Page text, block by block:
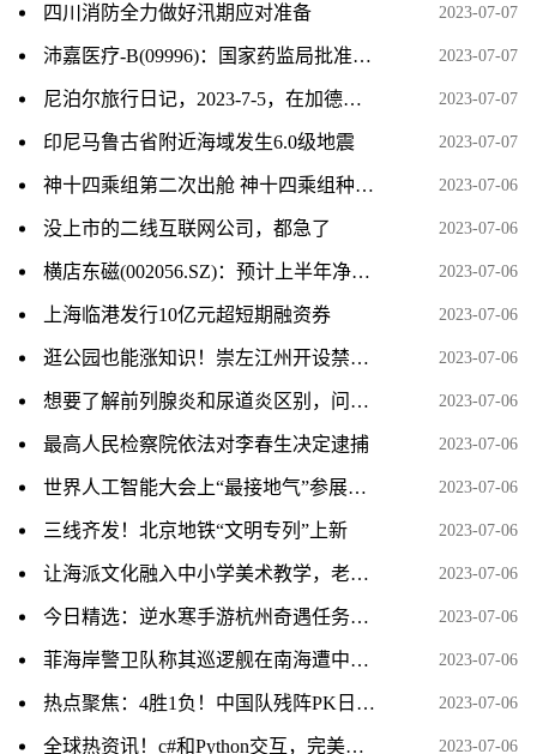
四川消防全力做好汛期应对准备 2023-07-07
沛嘉医疗-B(09996)：国家药监局批准DCwireTM微导丝注册申请 2023-07-07
尼泊尔旅行日记，2023-7-5，在加德满都的最后一天 2023-07-07
印尼马鲁古省附近海域发生6.0级地震 2023-07-07
神十四乘组第二次出舱 神十四乘组种的菜被吃了 基本情况讲解 2023-07-06
没上市的二线互联网公司，都急了 2023-07-06
横店东磁(002056.SZ)：预计上半年净利润同比增长48%～58% 2023-07-06
上海临港发行10亿元超短期融资券 2023-07-06
逛公园也能涨知识！崇左江州开设禁毒主题公园 2023-07-06
想要了解前列腺炎和尿道炎区别，问诊可以到江西抚州博大男科医院 2023-07-06
最高人民检察院依法对李春生决定逮捕 2023-07-06
世界人工智能大会上“最接地气”参展商：中西部县域数字就业中心组团亮相 2023-07-06
三线齐发！北京地铁“文明专列”上新 2023-07-06
让海派文化融入中小学美术教学，老师们这样说…… 2023-07-06
今日精选：逆水寒手游杭州奇遇任务视频攻略分享 2023-07-06
菲海岸警卫队称其巡逻舰在南海遭中国海警船“危险阻挠”，外交部回应 天天热讯 2023-07-06
热点聚焦：4胜1负！中国队残阵PK日本全主力，男单爆冷出局、男双全军覆没 2023-07-06
全球热资讯！c#和Python交互，完美解决Python调用OpenCV等第三方库以及分发时需配置python环境的问题 2023-07-06